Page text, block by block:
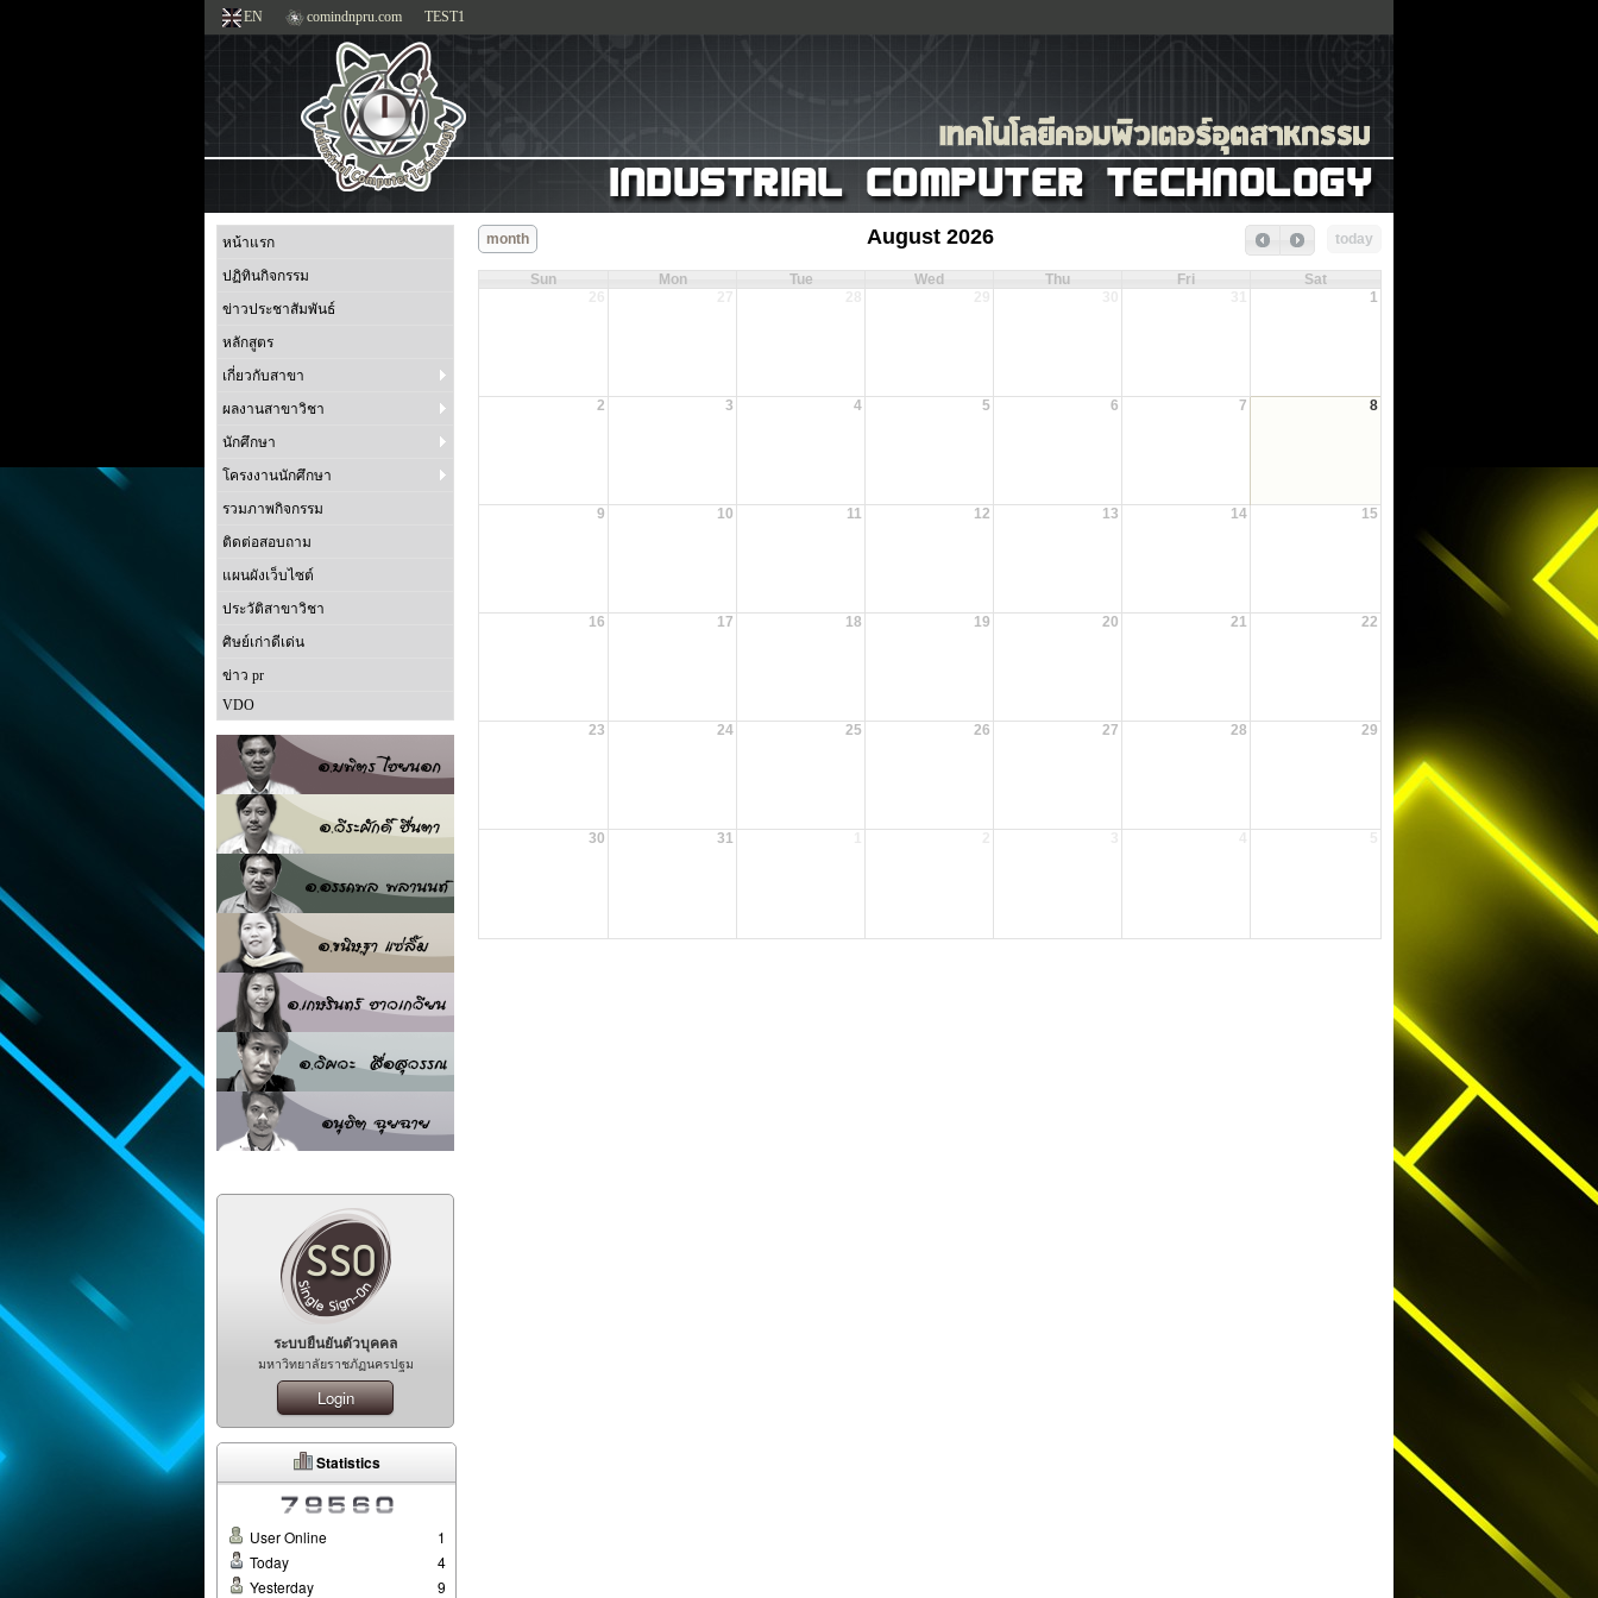
EN comindnpru.com TEST1
หน้าแรก
ปฏิทินกิจกรรม
ข่าวประชาสัมพันธ์
หลักสูตร
เกี่ยวกับสาขา
ผลงานสาขาวิชา
นักศึกษา
โครงงานนักศึกษา
รวมภาพกิจกรรม
ติดต่อสอบถาม
แผนผังเว็บไซต์
ประวัติสาขาวิชา
ศิษย์เก่าดีเด่น
ข่าว pr
VDO
ระบบยืนยันตัวบุคคล
มหาวิทยาลัยราชภัฏนครปฐม
Login
Statistics
User Online
1
Today
4
Yesterday
9
month August 2026 today
Sun Mon Tue Wed Thu Fri
Sat
1
2 3 4 5 6 7 8
9 10 11 12 13 14 15
16 17 18 19 20 21 22
23 24 25 26 27 28 29
30 31